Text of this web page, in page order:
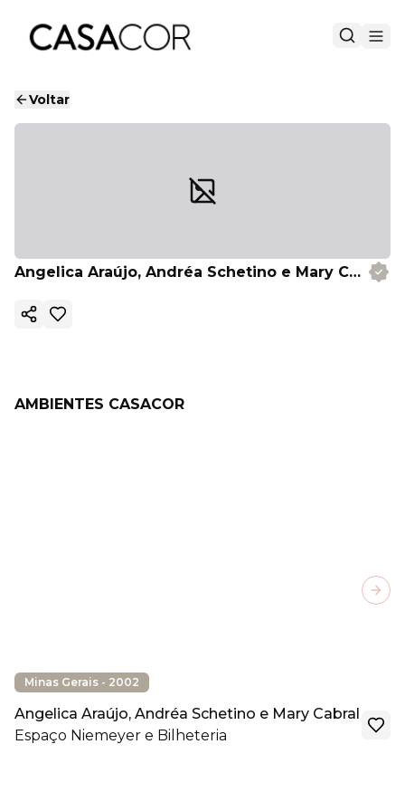
Voltar
Angelica Araújo, Andréa Schetino e Mary Cabral
Copiar link
AMBIENTES CASACOR
Minas Gerais - 2002
Angelica Araújo, Andréa Schetino e Mary Cabral
Espaço Niemeyer e Bilheteria